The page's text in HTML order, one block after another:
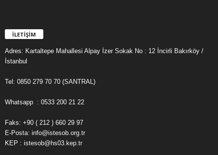
İLETİŞİM
Adres: Kartaltepe Mahallesi Alpay İzer Sokak No : 12 İncirli Bakırköy /
İstanbul
Tel: 0850 279 70 70 (SANTRAL)
Whatsapp : 0533 200 21 22
Faks: +90 ( 212 ) 660 29 97
E-Posta: info@istesob.org.tr
KEP : istesob@hs03.kep.tr